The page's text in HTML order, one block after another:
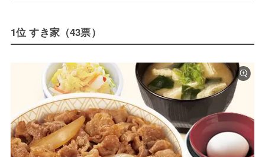
1位 すき家（43票）